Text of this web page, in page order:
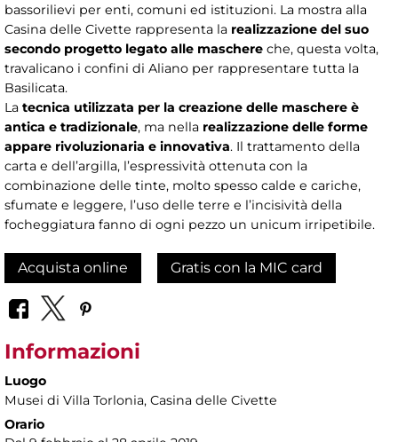
bassorilievi per enti, comuni ed istituzioni. La mostra alla
Casina delle Civette rappresenta la realizzazione del suo
secondo progetto legato alle maschere che, questa volta,
travalicano i confini di Aliano per rappresentare tutta la
Basilicata.
La tecnica utilizzata per la creazione delle maschere è
antica e tradizionale, ma nella realizzazione delle forme
appare rivoluzionaria e innovativa. Il trattamento della
carta e dell’argilla, l’espressività ottenuta con la
combinazione delle tinte, molto spesso calde e cariche,
sfumate e leggere, l’uso delle terre e l’incisività della
focheggiatura fanno di ogni pezzo un unicum irripetibile.
Acquista online Gratis con la MIC card
Informazioni
Luogo
Musei di Villa Torlonia, Casina delle Civette
Orario